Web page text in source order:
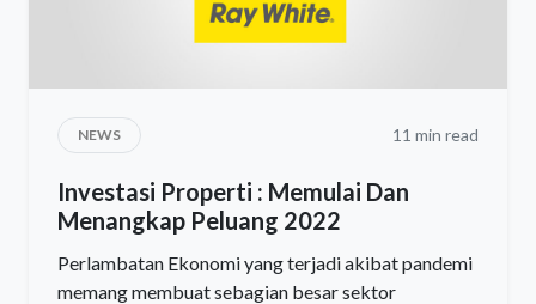
NEWS 11 min read
Investasi Properti : Memulai Dan
Menangkap Peluang 2022
Perlambatan Ekonomi yang terjadi akibat pandemi
memang membuat sebagian besar sektor